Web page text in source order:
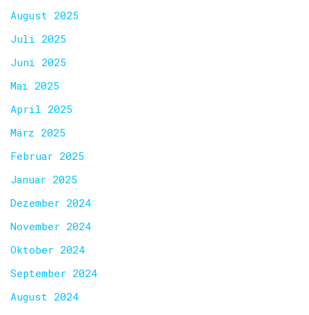
August 2025
Juli 2025
Juni 2025
Mai 2025
April 2025
März 2025
Februar 2025
Januar 2025
Dezember 2024
November 2024
Oktober 2024
September 2024
August 2024